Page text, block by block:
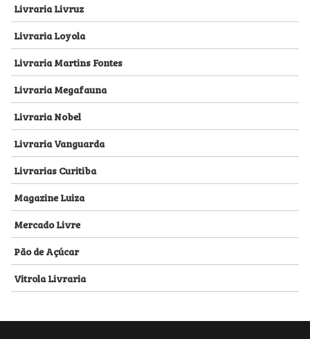
Livraria Livruz
Livraria Loyola
Livraria Martins Fontes
Livraria Megafauna
Livraria Nobel
Livraria Vanguarda
Livrarias Curitiba
Magazine Luiza
Mercado Livre
Pão de Açúcar
Vitrola Livraria